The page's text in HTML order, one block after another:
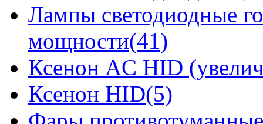
Лампы светодиодные
мощности(41)
Ксенон AC HID
Ксенон HID(5)